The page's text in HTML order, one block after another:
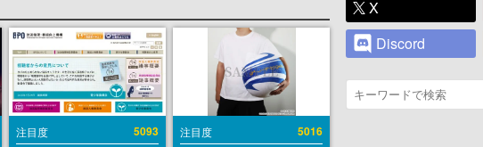
注目度 5093 注目度 5016
X
Discord